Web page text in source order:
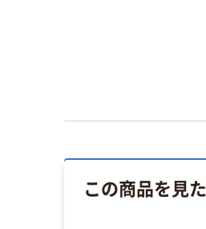
この商品を見